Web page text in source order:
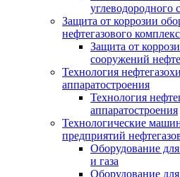
углеводородного
Защита от коррозии
нефтегазового
Защита от
сооружений
Технология
аппаратостроения
Технология
аппаратостроения
Технологические
предприятий
Оборудование
и газа
Оборудование для